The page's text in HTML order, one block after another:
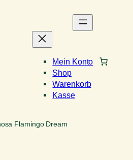
Mein Konto
Shop
Warenkorb
Kasse
Flamingo Dream